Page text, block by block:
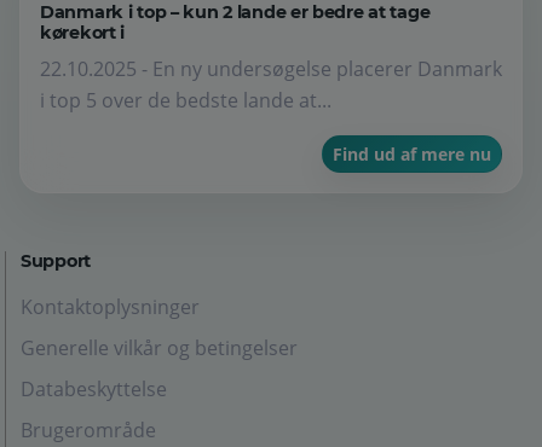
Danmark i top – kun 2 lande er bedre at tage
kørekort i
22.10.2025 - En ny undersøgelse placerer Danmark
i top 5 over de bedste lande at...
Find ud af mere nu
Support
Kontaktoplysninger
Generelle vilkår og betingelser
Databeskyttelse
Brugerområde